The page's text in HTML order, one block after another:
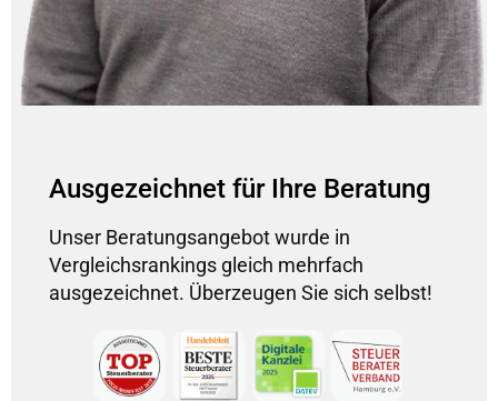
Ausgezeichnet für Ihre Beratung
Unser Beratungsangebot wurde in
Vergleichsrankings gleich mehrfach
ausgezeichnet. Überzeugen Sie sich selbst!